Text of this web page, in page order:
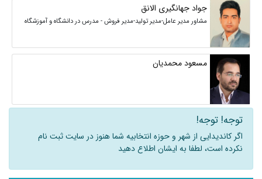
جواد جهانگیری الانق
مشاور مدیر عامل-مدیر تولید-مدیر فروش - مدرس در دانشگاه و آموزشگاه
مسعود محمدیان
توجه! توجه!
اگر کاندیدایی از شهر و حوزه انتخابیه شما هنوز در سایت ثبت نام
نکرده است، لطفا به ایشان اطلاع دهید